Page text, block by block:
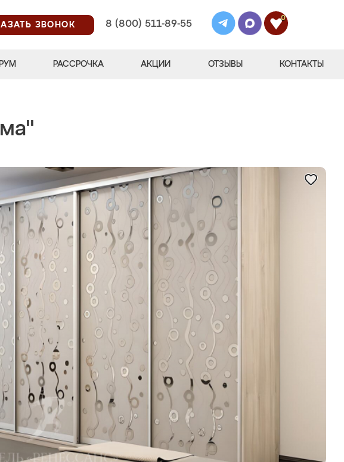
ЗВОНОК
8 (800) 511-89-55
0
РАССРОЧКА АКЦИИ ОТЗЫВЫ КОНТАКТЫ